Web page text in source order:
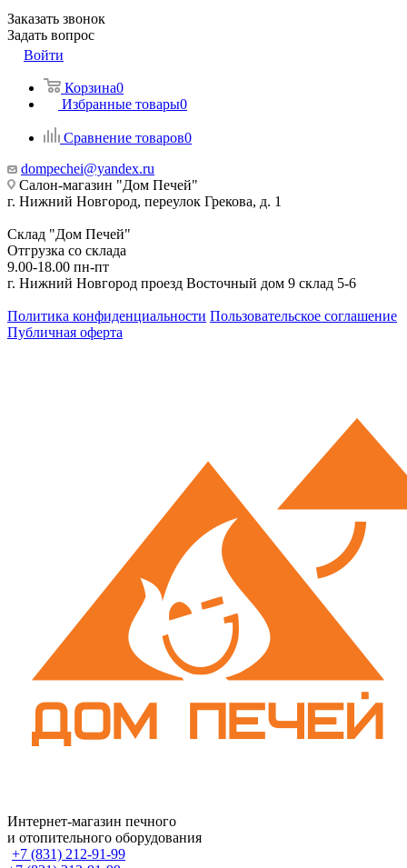
Заказать звонок
Задать вопрос
Войти
Корзина0
Избранные товары0
Сравнение товаров0
dompechei@yandex.ru
Салон-магазин "Дом Печей"
г. Нижний Новгород, переулок Грекова, д. 1
Склад "Дом Печей"
Отгрузка со склада
9.00-18.00 пн-пт
г. Нижний Новгород проезд Восточный дом 9 склад 5-6
Политика конфиденциальности Пользовательское соглашение
Публичная оферта
Интернет-магазин печного
и отопительного оборудования
+7 (831) 212-91-99